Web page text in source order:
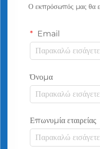
Ο εκπρόσωπός μας θα
Email
Όνομα
Επωνυμία εταιρείας